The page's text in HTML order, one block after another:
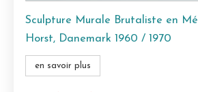
Sculpture Murale Brutaliste en
Horst, Danemark 1960 / 1970
en savoir plus